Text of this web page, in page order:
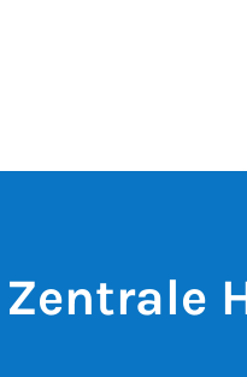
Zentrale